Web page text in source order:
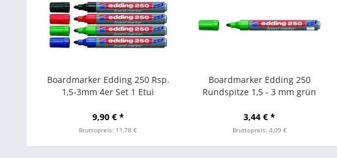
Boardmarker Edding 250 Rsp.
1,5-3mm 4er Set 1 Etui
9,90 € *
Bruttopreis: 11,78 €
Boardmarker Edding 250
Rundspitze 1,5 - 3 mm grün
3,44 € *
Bruttopreis: 4,09 €